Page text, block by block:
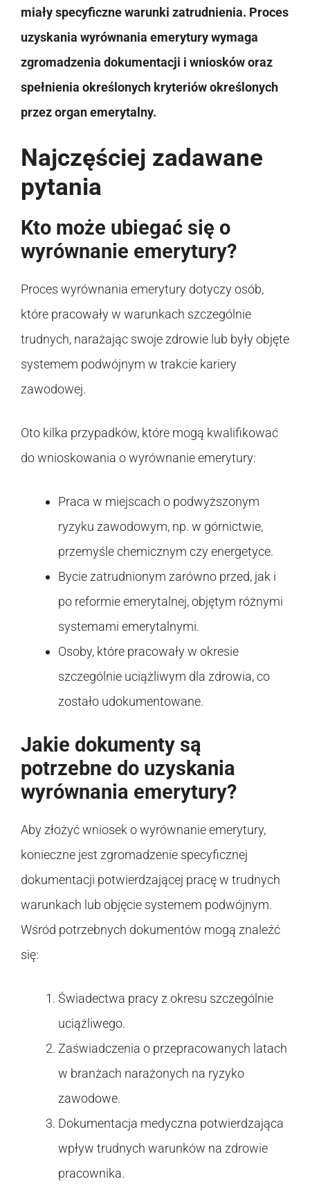
miały specyficzne warunki zatrudnienia. Proces
uzyskania wyrównania emerytury wymaga
zgromadzenia dokumentacji i wniosków oraz
spełnienia określonych kryteriów określonych
przez organ emerytalny.
Najczęściej zadawane
pytania
Kto może ubiegać się o
wyrównanie emerytury?
Proces wyrównania emerytury dotyczy osób,
które pracowały w warunkach szczególnie
trudnych, narażając swoje zdrowie lub były objęte
systemem podwójnym w trakcie kariery
zawodowej.
Oto kilka przypadków, które mogą kwalifikować
do wnioskowania o wyrównanie emerytury:
Praca w miejscach o podwyższonym
ryzyku zawodowym, np. w górnictwie,
przemyśle chemicznym czy energetyce.
Bycie zatrudnionym zarówno przed, jak i
po reformie emerytalnej, objętym różnymi
systemami emerytalnymi.
Osoby, które pracowały w okresie
szczególnie uciążliwym dla zdrowia, co
zostało udokumentowane.
Jakie dokumenty są
potrzebne do uzyskania
wyrównania emerytury?
Aby złożyć wniosek o wyrównanie emerytury,
konieczne jest zgromadzenie specyficznej
dokumentacji potwierdzającej pracę w trudnych
warunkach lub objęcie systemem podwójnym.
Wśród potrzebnych dokumentów mogą znaleźć
się:
Świadectwa pracy z okresu szczególnie
uciążliwego.
Zaświadczenia o przepracowanych latach
w branżach narażonych na ryzyko
zawodowe.
Dokumentacja medyczna potwierdzająca
wpływ trudnych warunków na zdrowie
pracownika.